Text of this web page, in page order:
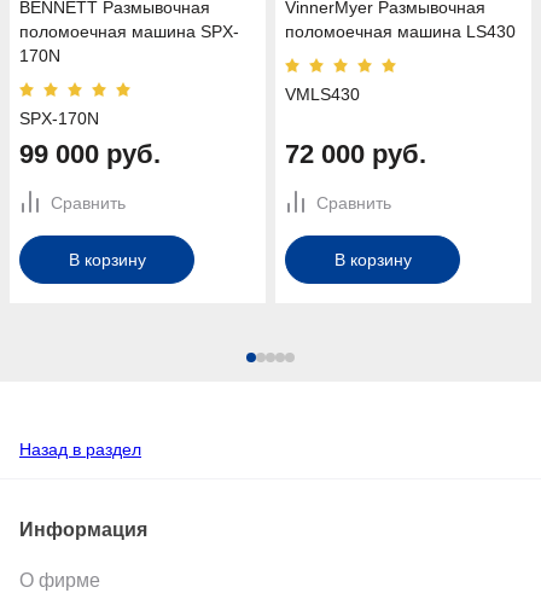
BENNETT Размывочная
поломоечная машина SPX-
170N
SPX-170N
99 000 руб.
Сравнить
В корзину
VinnerMyer Размывочная
поломоечная машина LS430
VMLS430
72 000 руб.
Сравнить
В корзину
Назад в раздел
Информация
О фирме